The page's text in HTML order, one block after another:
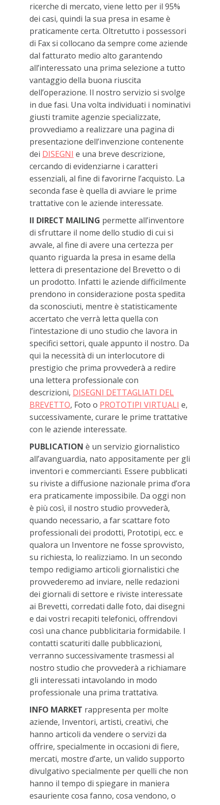
ricerche di mercato, viene letto per il 95%
dei casi, quindi la sua presa in esame è
praticamente certa. Oltretutto i possessori
di Fax si collocano da sempre come aziende
dal fatturato medio alto garantendo
all’interessato una prima selezione a tutto
vantaggio della buona riuscita
dell’operazione. Il nostro servizio si svolge
in due fasi. Una volta individuati i nominativi
giusti tramite agenzie specializzate,
provvediamo a realizzare una pagina di
presentazione dell’invenzione contenente
dei DISEGNI e una breve descrizione,
cercando di evidenziarne i caratteri
essenziali, al fine di favorirne l’acquisto. La
seconda fase è quella di avviare le prime
trattative con le aziende interessate.
Il DIRECT MAILING permette all’inventore
di sfruttare il nome dello studio di cui si
avvale, al fine di avere una certezza per
quanto riguarda la presa in esame della
lettera di presentazione del Brevetto o di
un prodotto. Infatti le aziende difficilmente
prendono in considerazione posta spedita
da sconosciuti, mentre è statisticamente
accertato che verrà letta quella con
l’intestazione di uno studio che lavora in
specifici settori, quale appunto il nostro. Da
qui la necessità di un interlocutore di
prestigio che prima provvederà a redire
una lettera professionale con
descrizioni, DISEGNI DETTAGLIATI DEL
BREVETTO, Foto o PROTOTIPI VIRTUALI e,
successivamente, curare le prime trattative
con le aziende interessate.
PUBLICATION è un servizio giornalistico
all’avanguardia, nato appositamente per gli
inventori e commercianti. Essere pubblicati
su riviste a diffusione nazionale prima d’ora
era praticamente impossibile. Da oggi non
è più così, il nostro studio provvederà,
quando necessario, a far scattare foto
professionali dei prodotti, Prototipi, ecc. e
qualora un Inventore ne fosse sprovvisto,
su richiesta, lo realizziamo. In un secondo
tempo redigiamo articoli giornalistici che
provvederemo ad inviare, nelle redazioni
dei giornali di settore e riviste interessate
ai Brevetti, corredati dalle foto, dai disegni
e dai vostri recapiti telefonici, offrendovi
così una chance pubblicitaria formidabile. I
contatti scaturiti dalle pubblicazioni,
verranno successivamente trasmessi al
nostro studio che provvederà a richiamare
gli interessati intavolando in modo
professionale una prima trattativa.
INFO MARKET rappresenta per molte
aziende, Inventori, artisti, creativi, che
hanno articoli da vendere o servizi da
offrire, specialmente in occasioni di fiere,
mercati, mostre d’arte, un valido supporto
divulgativo specialmente per quelli che non
hanno il tempo di spiegare in maniera
esauriente cosa fanno, cosa vendono, o